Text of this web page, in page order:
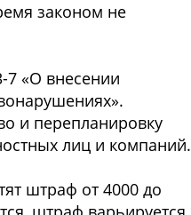
законом не
7 «О внесении
и перепланировку
лиц и компаний.
штраф от 4000 до